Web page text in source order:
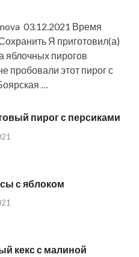
03.12.2021 Время
Я приготовил(а)
яблочных пирогов
пробовали этот пирог с
…
пирог с персиками
с яблоком
кекс с малиной